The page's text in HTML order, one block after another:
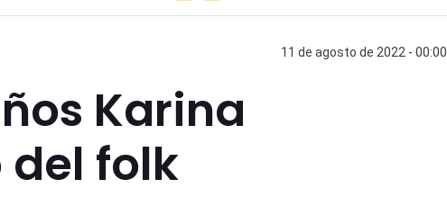
11 de agosto de 2022 - 00:00
Karina
folk